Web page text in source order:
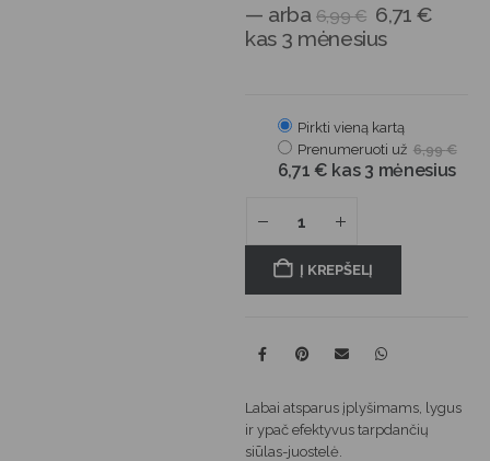
— arba 6,99€ 6,71 €
kas 3 mėnesius
Pirkti vieną kartą
Prenumeruoti už 6,99€
6,71€ kas 3 mėnesius
Į KREPŠELĮ
Labai atsparus įplyšimams, lygus
ir ypač efektyvus tarpdančių
siūlas-juostelė.